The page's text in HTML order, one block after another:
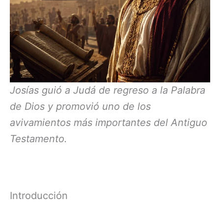
Josías guió a Judá de regreso a la Palabra
de Dios y promovió uno de los
avivamientos más importantes del Antiguo
Testamento.
Introducción